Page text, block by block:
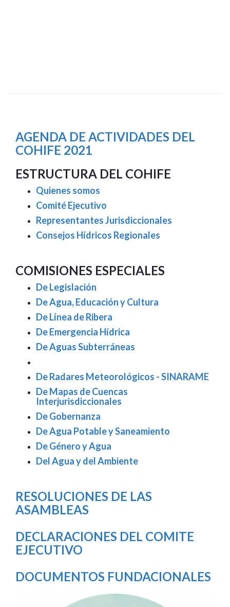
AGENDA DE ACTIVIDADES DEL
COHIFE 2021
ESTRUCTURA DEL COHIFE
Quienes somos
Comité Ejecutivo
Representantes Jurisdiccionales
Consejos Hídricos Regionales
COMISIONES ESPECIALES
De Legislación
De Agua, Educación y Cultura
De Línea de Ribera
De Emergencia Hídrica
De Aguas Subterráneas
De Radares Meteorológicos - SINARAME
De Mapas de Cuencas
Interjurisdiccionales
De Gobernanza
De Agua Potable y Saneamiento
De Género y Agua
Del Agua y del Ambiente
RESOLUCIONES DE LAS
ASAMBLEAS
DECLARACIONES DEL COMITE
EJECUTIVO
DOCUMENTOS FUNDACIONALES